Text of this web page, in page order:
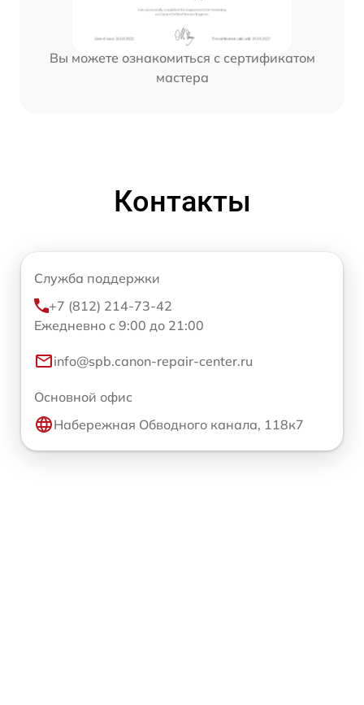
Вы можете ознакомиться с сертификатом
мастера
Контакты
Служба поддержки
+7 (812) 214-73-42
Ежедневно с 9:00 до 21:00
info@spb.canon-repair-center.ru
Основной офис
Набережная Обводного канала, 118к7